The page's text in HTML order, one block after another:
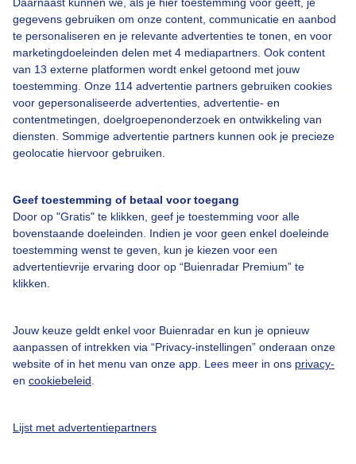
Daarnaast kunnen we, als je hier toestemming voor geeft, je
gegevens gebruiken om onze content, communicatie en aanbod
te personaliseren en je relevante advertenties te tonen, en voor
marketingdoeleinden delen met 4 mediapartners. Ook content
van 13 externe platformen wordt enkel getoond met jouw
toestemming. Onze 114 advertentie partners gebruiken cookies
voor gepersonaliseerde advertenties, advertentie- en
contentmetingen, doelgroepenonderzoek en ontwikkeling van
diensten. Sommige advertentie partners kunnen ook je precieze
geolocatie hiervoor gebruiken.
Geef toestemming of betaal voor toegang
Door op "Gratis" te klikken, geef je toestemming voor alle
bovenstaande doeleinden. Indien je voor geen enkel doeleinde
toestemming wenst te geven, kun je kiezen voor een
advertentievrije ervaring door op “Buienradar Premium” te
klikken.
Jouw keuze geldt enkel voor Buienradar en kun je opnieuw
aanpassen of intrekken via “Privacy-instellingen” onderaan onze
website of in het menu van onze app. Lees meer in ons privacy-
en cookiebeleid
Lijst met advertentiepartners
Over Buienradar
Bedrijfsgegevens
Contact
Toegankelijkheid
Gebruikersvoorwaarden
Adverteren
Privacy beleid
Cookie beleid